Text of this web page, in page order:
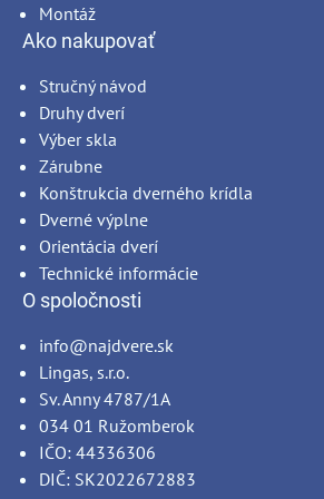
Montáž
Ako nakupovať
Stručný návod
Druhy dverí
Výber skla
Zárubne
Konštrukcia dverného krídla
Dverné výplne
Orientácia dverí
Technické informácie
O spoločnosti
info@najdvere.sk
Lingas, s.r.o.
Sv. Anny 4787/1A
034 01 Ružomberok
IČO: 44336306
DIČ: SK2022672883